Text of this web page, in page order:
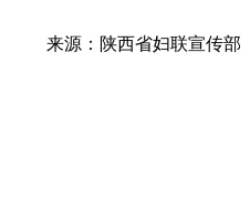
来源：陕西省妇联宣传部